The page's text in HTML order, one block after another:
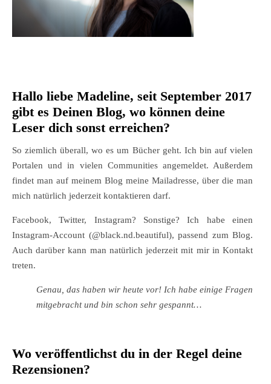
Hallo liebe Madeline, seit September 2017
gibt es Deinen Blog, wo können deine
Leser dich sonst erreichen?
So ziemlich überall, wo es um Bücher geht. Ich bin auf vielen
Portalen und in vielen Communities angemeldet. Außerdem
findet man auf meinem Blog meine Mailadresse, über die man
mich natürlich jederzeit kontaktieren darf.
Facebook, Twitter, Instagram? Sonstige? Ich habe einen
Instagram-Account (@black.nd.beautiful), passend zum Blog.
Auch darüber kann man natürlich jederzeit mit mir in Kontakt
treten.
Genau, das haben wir heute vor! Ich habe einige Fragen
mitgebracht und bin schon sehr gespannt…
Wo veröffentlichst du in der Regel deine
Rezensionen?